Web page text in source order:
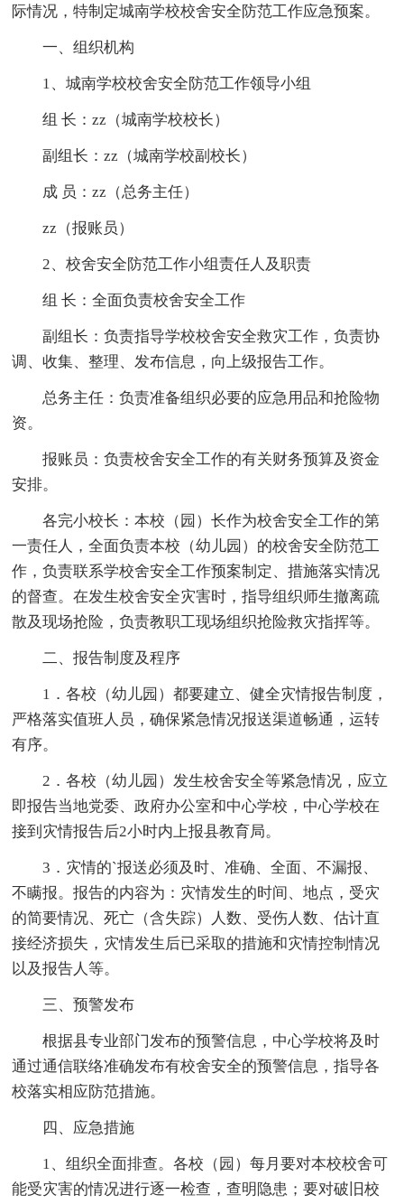
际情况，特制定城南学校校舍安全防范工作应急预案。
一、组织机构
1、城南学校校舍安全防范工作领导小组
组 长：zz（城南学校校长）
副组长：zz（城南学校副校长）
成 员：zz（总务主任）
zz（报账员）
2、校舍安全防范工作小组责任人及职责
组 长：全面负责校舍安全工作
副组长：负责指导学校校舍安全救灾工作，负责协
调、收集、整理、发布信息，向上级报告工作。
总务主任：负责准备组织必要的应急用品和抢险物
资。
报账员：负责校舍安全工作的有关财务预算及资金
安排。
各完小校长：本校（园）长作为校舍安全工作的第
一责任人，全面负责本校（幼儿园）的校舍安全防范工
作，负责联系学校舍安全工作预案制定、措施落实情况
的督查。在发生校舍安全灾害时，指导组织师生撤离疏
散及现场抢险，负责教职工现场组织抢险救灾指挥等。
二、报告制度及程序
1．各校（幼儿园）都要建立、健全灾情报告制度，
严格落实值班人员，确保紧急情况报送渠道畅通，运转
有序。
2．各校（幼儿园）发生校舍安全等紧急情况，应立
即报告当地党委、政府办公室和中心学校，中心学校在
接到灾情报告后2小时内上报县教育局。
3．灾情的`报送必须及时、准确、全面、不漏报、
不瞒报。报告的内容为：灾情发生的时间、地点，受灾
的简要情况、死亡（含失踪）人数、受伤人数、估计直
接经济损失，灾情发生后已采取的措施和灾情控制情况
以及报告人等。
三、预警发布
根据县专业部门发布的预警信息，中心学校将及时
通过通信联络准确发布有校舍安全的预警信息，指导各
校落实相应防范措施。
四、应急措施
1、组织全面排查。各校（园）每月要对本校校舍可
能受灾害的情况进行逐一检查，查明隐患；要对破旧校